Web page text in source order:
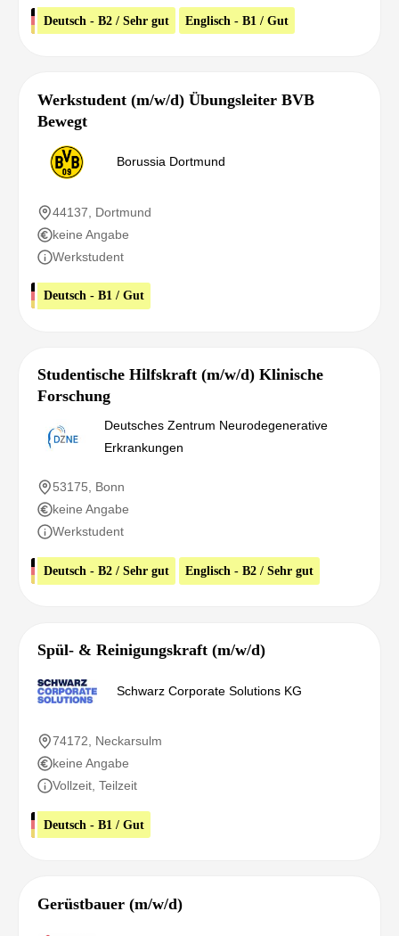
Deutsch - B2 / Sehr gut Englisch - B1 / Gut
Werkstudent (m/w/d) Übungsleiter BVB
Bewegt
Borussia Dortmund
44137, Dortmund
keine Angabe
Werkstudent
Deutsch - B1 / Gut
Studentische Hilfskraft (m/w/d) Klinische
Forschung
Deutsches Zentrum Neurodegenerative
Erkrankungen
53175, Bonn
keine Angabe
Werkstudent
Deutsch - B2 / Sehr gut Englisch - B2 / Sehr gut
Spül- & Reinigungskraft (m/w/d)
Schwarz Corporate Solutions KG
74172, Neckarsulm
keine Angabe
Vollzeit, Teilzeit
Deutsch - B1 / Gut
Gerüstbauer (m/w/d)